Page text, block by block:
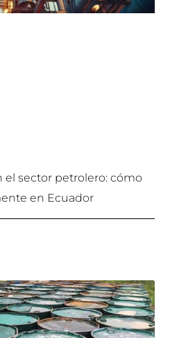
el sector petrolero: cómo
en Ecuador